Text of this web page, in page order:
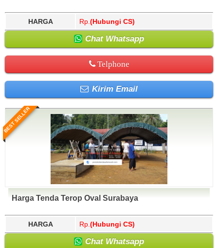
HARGA Rp. (Hubungi CS)
Chat Whatsapp
Telphone
Kirim Email
BEST SELLER
Harga Tenda Terop Oval Surabaya
HARGA Rp. (Hubungi CS)
Chat Whatsapp